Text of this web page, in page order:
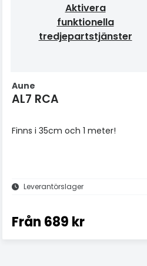
Aktivera
funktionella
tredjepartstjänster
Aune
AL7 RCA
Finns i 35cm och 1 meter!
Leverantörslager
Från 689 kr